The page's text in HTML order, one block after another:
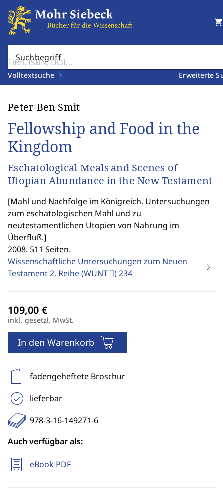
Suchbegriff
Volltextsuche Erweiterte
shopping_cart
Peter-Ben Smit
Fellowship and Food in the
Kingdom
Eschatological Meals and Scenes of
Utopian Abundance in the New Testament
[Mahl und Nachfolge im Königreich. Untersuchungen
zum eschatologischen Mahl und zu
neutestamentlichen Utopien von Nahrung im
Überfluß.]
2008. 511 Seiten.
Wissenschaftliche Untersuchungen zum Neuen
Testament 2. Reihe (WUNT II)234
inkl. gesetzl. MwSt.
In den Warenkorb
fadengeheftete Broschur
lieferbar
978-3-16-149271-6
Auch verfügbar als:
eBook PDF